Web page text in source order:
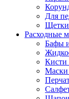
Для
Щетки
Расходные
Бафы
Кисти
Маски